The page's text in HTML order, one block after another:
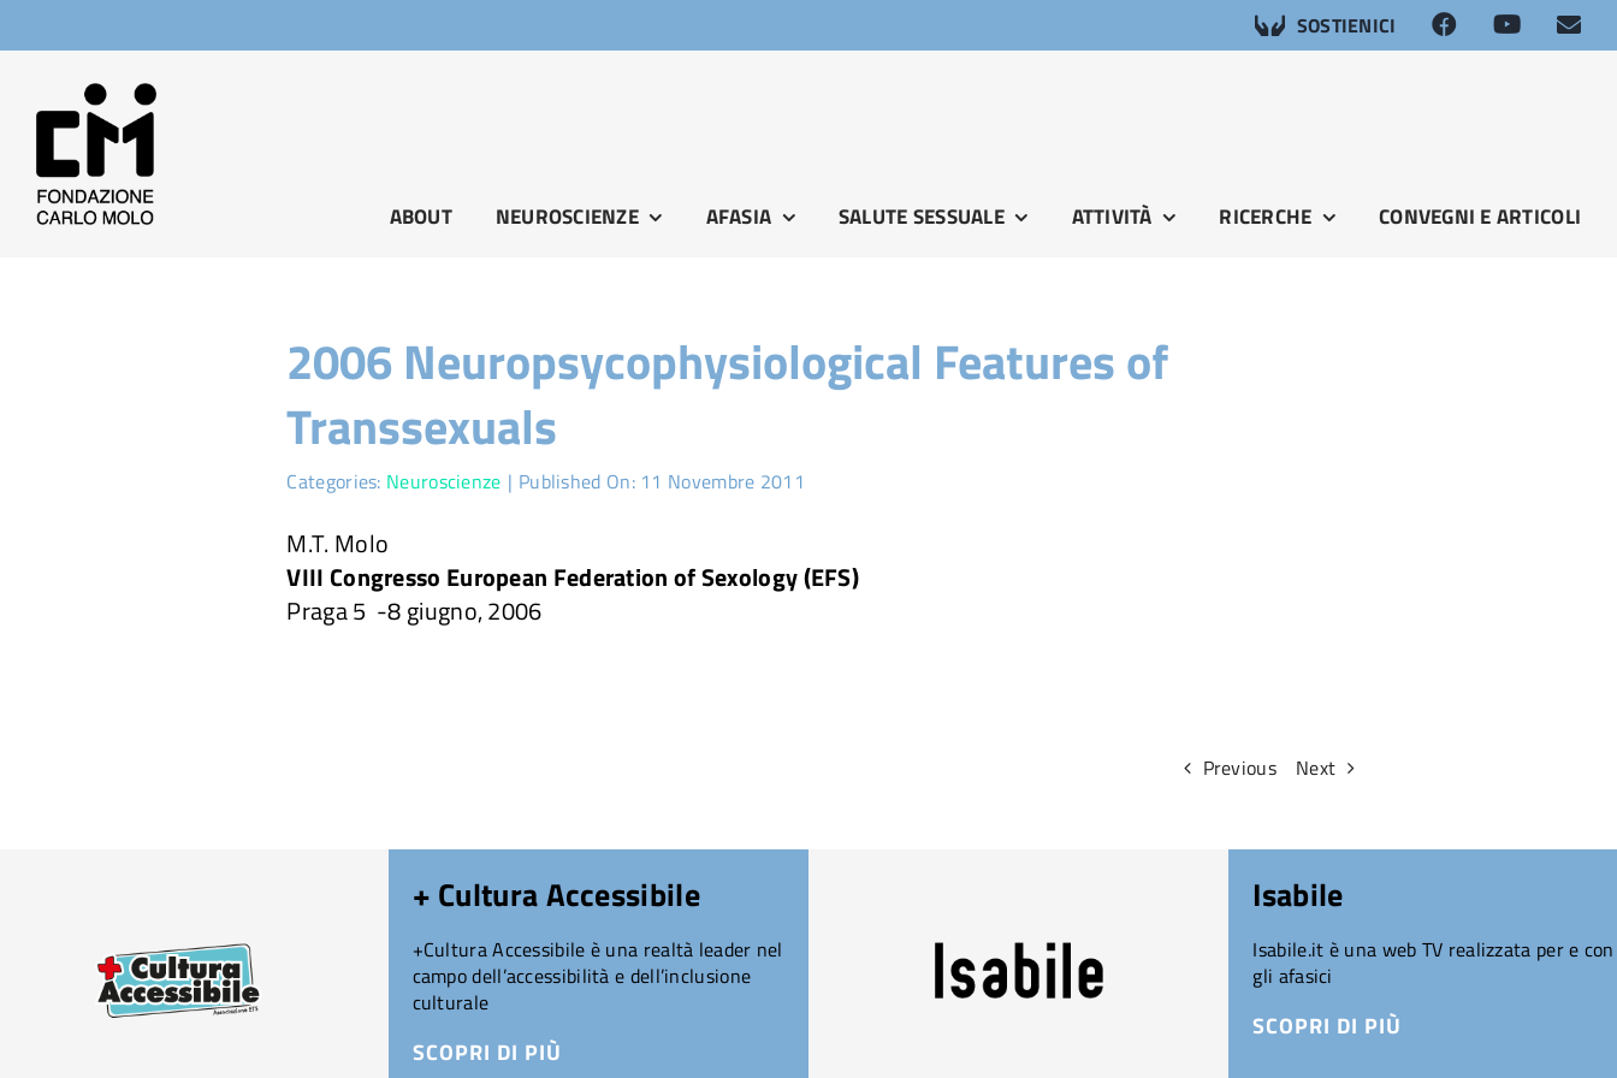
al
contenuto
SOSTIENICI
ABOUT NEUROSCIENZE AFASIA SALUTE SESSUALE ATTIVITÀ RICERCHE CONVEGNI E ARTICOLI
2006 Neuropsycophysiological Features of
Transsexuals
Categories: Neuroscienze | Published On: 11 Novembre 2011
M.T. Molo
VIII Congresso European Federation of Sexology (EFS)
Praga 5 -8 giugno, 2006
Previous Next
+ Cultura Accessibile
+Cultura Accessibile è una realtà leader nel
campo dell’accessibilità e dell’inclusione
culturale
SCOPRI DI PIÙ
Isabile
Isabile.it è una web TV realizzata per e con
gli afasici
SCOPRI DI PIÙ